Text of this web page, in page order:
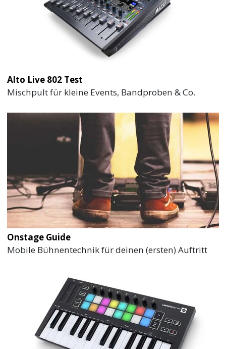
Alto Live 802 Test
Mischpult für kleine Events, Bandproben & Co.
Onstage Guide
Mobile Bühnentechnik für deinen (ersten) Auftritt